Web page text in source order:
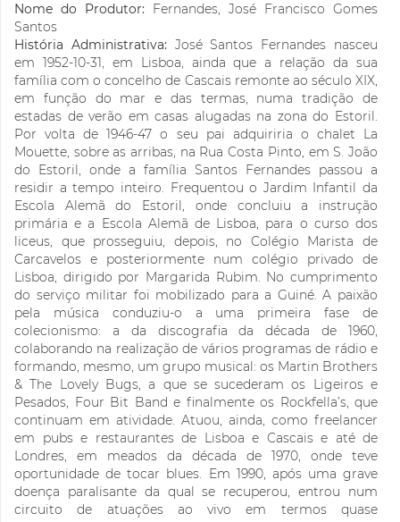
Nome do Produtor: Fernandes, José Francisco Gomes
Santos
História Administrativa: José Santos Fernandes nasceu
em 1952-10-31, em Lisboa, ainda que a relação da sua
família com o concelho de Cascais remonte ao século XIX,
em função do mar e das termas, numa tradição de
estadas de verão em casas alugadas na zona do Estoril.
Por volta de 1946-47 o seu pai adquiriria o chalet La
Mouette, sobre as arribas, na Rua Costa Pinto, em S. João
do Estoril, onde a família Santos Fernandes passou a
residir a tempo inteiro. Frequentou o Jardim Infantil da
Escola Alemã do Estoril, onde concluiu a instrução
primária e a Escola Alemã de Lisboa, para o curso dos
liceus, que prosseguiu, depois, no Colégio Marista de
Carcavelos e posteriormente num colégio privado de
Lisboa, dirigido por Margarida Rubim. No cumprimento
do serviço militar foi mobilizado para a Guiné. A paixão
pela música conduziu-o a uma primeira fase de
colecionismo: a da discografia da década de 1960,
colaborando na realização de vários programas de rádio e
formando, mesmo, um grupo musical: os Martin Brothers
& The Lovely Bugs, a que se sucederam os Ligeiros e
Pesados, Four Bit Band e finalmente os Rockfella’s, que
continuam em atividade. Atuou, ainda, como freelancer
em pubs e restaurantes de Lisboa e Cascais e até de
Londres, em meados da década de 1970, onde teve
oportunidade de tocar blues. Em 1990, após uma grave
doença paralisante da qual se recuperou, entrou num
circuito de atuações ao vivo em termos quase